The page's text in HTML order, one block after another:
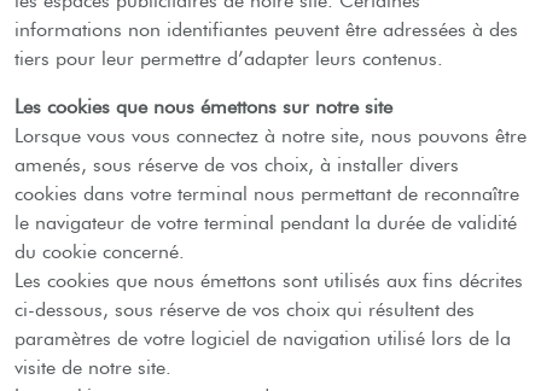
informations non identifiantes peuvent être adressées à des
tiers pour leur permettre d’adapter leurs contenus.
Les cookies que nous émettons sur notre site
Lorsque vous vous connectez à notre site, nous pouvons être
amenés, sous réserve de vos choix, à installer divers
cookies dans votre terminal nous permettant de reconnaître
le navigateur de votre terminal pendant la durée de validité
du cookie concerné.
Les cookies que nous émettons sont utilisés aux fins décrites
ci-dessous, sous réserve de vos choix qui résultent des
paramètres de votre logiciel de navigation utilisé lors de la
visite de notre site.